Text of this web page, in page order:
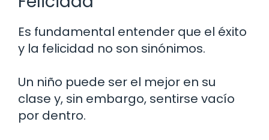
Es fundamental entender que el éxito
y la felicidad no son sinónimos.
Un niño puede ser el mejor en su
clase y, sin embargo, sentirse vacío
por dentro.